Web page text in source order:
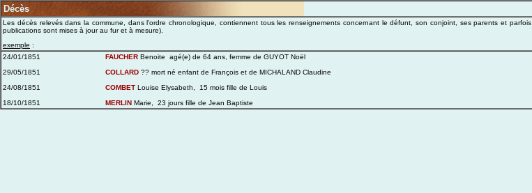
Décès
Les décès relevés dans la commune, dans l'ordre chronologique, contiennent tous les renseignements concernant le défunt, son conjoint, ses parents et
publications sont mises à jour au fur et à mesure).
exemple :
24/01/1851
FAUCHER Benoite agé(e) de 64 ans, femme de GUYOT Noël
29/05/1851
COLLARD ?? mort né enfant de François et de MICHALAND Claudine
24/08/1851
COMBET Louise Elysabeth, 15 mois fille de Louis
18/10/1851
MERLIN Marie, 23 jours fille de Jean Baptiste